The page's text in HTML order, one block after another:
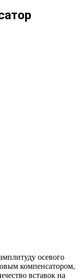
осевого
компенсатором,
вставок на